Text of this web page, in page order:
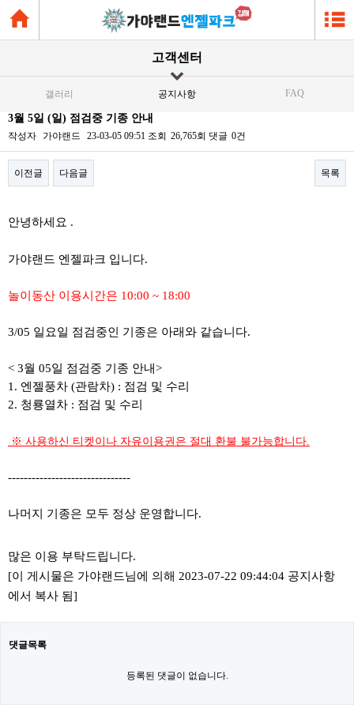
고객센터
갤러리 공지사항 FAQ
3월 5일 (일) 점검중 기종 안내
작성자 가야랜드 23-03-05 09:51 조회 26,765회 댓글 0건
이전글 다음글 목록
안녕하세요 .
가야랜드 엔젤파크 입니다.
놀이동산 이용시간은 10:00 ~ 18:00
3/05 일요일 점검중인 기종은 아래와 같습니다.
< 3월 05일 점검중 기종 안내>
1. 엔젤풍차 (관람차) : 점검 및 수리
2. 청룡열차 : 점검 및 수리
​ ​※ 사용하신 티켓이나 자유이용권은 절대 환불 불가능합니다.
-------------------------------
나머지 기종은 모두 정상 운영합니다.
많은 이용 부탁드립니다.
[이 게시물은 가야랜드님에 의해 2023-07-22 09:44:04 공지사항
에서 복사 됨]
댓글목록
등록된 댓글이 없습니다.